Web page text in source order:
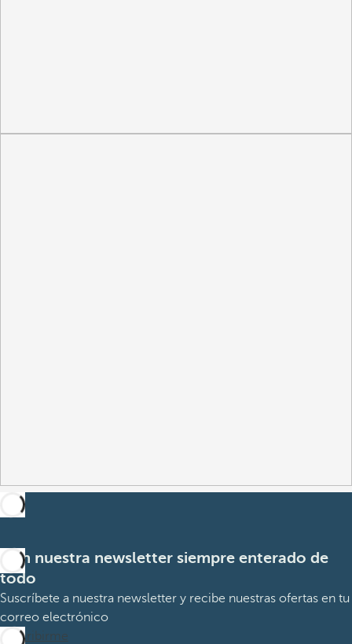
Con nuestra newsletter siempre enterado de
todo
Suscríbete a nuestra newsletter y recibe nuestras ofertas en tu
correo electrónico
Suscribirme